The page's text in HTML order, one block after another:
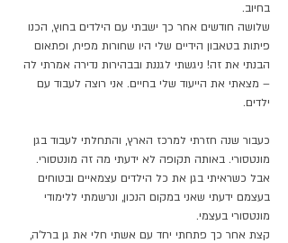
בחיוב.
שלושה חודשים אחר כך ישבתי עם הילדים בחוץ, הכנו
פיתות בטאבון הידיים שלי היו שחורות מפיח, ופתאום
הבנתי את זה! ניגשתי לגננת ובבהירות נדירה אמרתי לה
– מצאתי את הייעוד שלי בחיים. אני רוצה לעבוד עם
ילדים.
כעבור שנה חזרתי למרכז הארץ, והתחלתי לעבוד בגן
מונטסורי. באותה תקופה לא ידעתי מה זה מונטסורי.
אבל כשראיתי בגן את כל הילדים עצמאיים ובטוחים
בעצמם ידעתי שאני במקום הנכון, ונרשמתי ללימודי
מונטסורי בעצמי.
קצת אחר כך פתחתי יחד עם אשתי חלי את גן ברל'ה,